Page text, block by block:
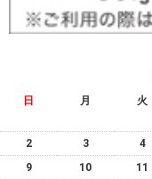
日 月 火
2
3 4
9
10 11